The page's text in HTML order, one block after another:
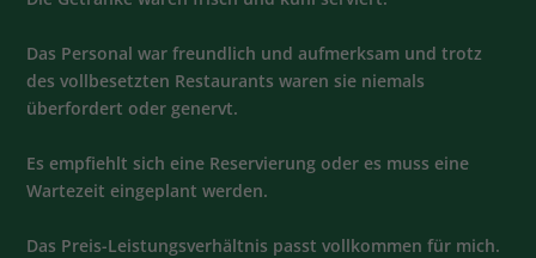
Das Personal war freundlich und aufmerksam und trotz
des vollbesetzten Restaurants waren sie niemals
überfordert oder genervt.
Es empfiehlt sich eine Reservierung oder es muss eine
Wartezeit eingeplant werden.
Das Preis-Leistungsverhältnis passt vollkommen für mich.